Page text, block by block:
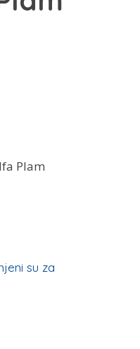
Plam
su za